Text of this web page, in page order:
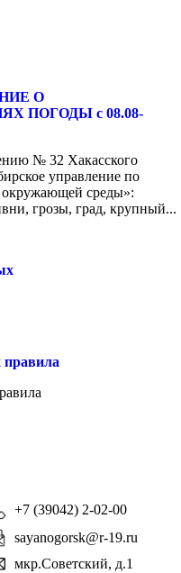
О
ПОГОДЫ с 08.08-
№ 32 Хакасского
управление по
окружающей среды»:
грозы, град, крупный...
правила
+7 (39042) 2-02-00
sayanogorsk@r-19.ru
мкр.Советский, д.1